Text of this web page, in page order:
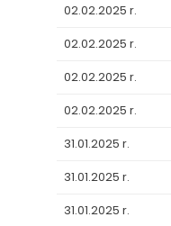
02.02.2025 r.
02.02.2025 r.
02.02.2025 r.
02.02.2025 r.
31.01.2025 r.
31.01.2025 r.
31.01.2025 r.